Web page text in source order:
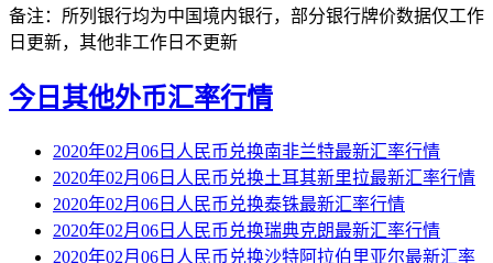
备注：所列银行均为中国境内银行，部分银行牌价数据仅工作
日更新，其他非工作日不更新
今日其他外币汇率行情
2020年02月06日人民币兑换南非兰特最新汇率行情
2020年02月06日人民币兑换土耳其新里拉最新汇率行情
2020年02月06日人民币兑换泰铢最新汇率行情
2020年02月06日人民币兑换瑞典克朗最新汇率行情
2020年02月06日人民币兑换沙特阿拉伯里亚尔最新汇率